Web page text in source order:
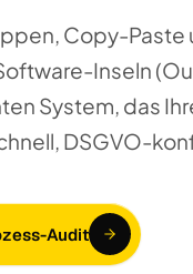
Copy-Paste
Inseln
System, das
DSGVO-
Audit